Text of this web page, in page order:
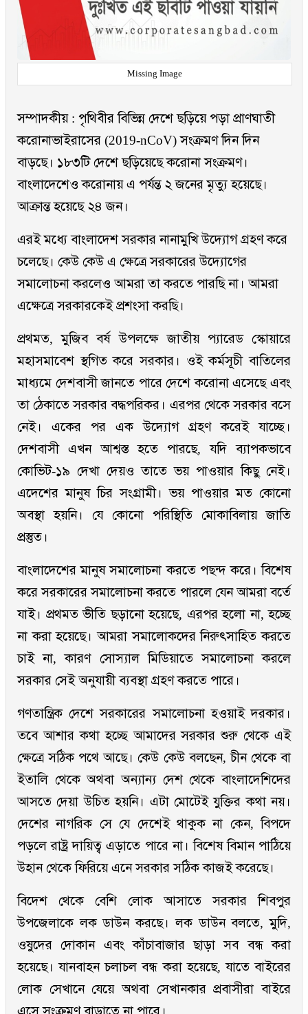
Missing Image
সম্পাদকীয় : পৃথিবীর বিভিন্ন দেশে ছড়িয়ে পড়া প্রাণঘাতী
করোনাভাইরাসের (2019-nCoV) সংক্রমণ দিন দিন
বাড়ছে। ১৮৩টি দেশে ছড়িয়েছে করোনা সংক্রমণ।
বাংলাদেশেও করোনায় এ পর্যন্ত ২ জনের মৃত্যু হয়েছে।
আক্রান্ত হয়েছে ২৪ জন।
এরই মধ্যে বাংলাদেশ সরকার নানামুখি উদ্যোগ গ্রহণ করে
চলেছে। কেউ কেউ এ ক্ষেত্রে সরকারের উদ্যোগের
সমালোচনা করলেও আমরা তা করতে পারছি না। আমরা
এক্ষেত্রে সরকারকেই প্রশংসা করছি।
প্রথমত, মুজিব বর্ষ উপলক্ষে জাতীয় প্যারেড স্কোয়ারে
মহাসমাবেশ স্থগিত করে সরকার। ওই কর্মসূচী বাতিলের
মাধ্যমে দেশবাসী জানতে পারে দেশে করোনা এসেছে এবং
তা ঠেকাতে সরকার বদ্ধপরিকর। এরপর থেকে সরকার বসে
নেই। একের পর এক উদ্যোগ গ্রহণ করেই যাচ্ছে।
দেশবাসী এখন আশ্বস্ত হতে পারছে, যদি ব্যাপকভাবে
কোভিট-১৯ দেখা দেয়ও তাতে ভয় পাওয়ার কিছু নেই।
এদেশের মানুষ চির সংগ্রামী। ভয় পাওয়ার মত কোনো
অবস্থা হয়নি। যে কোনো পরিস্থিতি মোকাবিলায় জ‍াতি
প্রস্তুত।
বাংলাদেশের মানুষ সমালোচনা করতে পছন্দ করে। বিশেষ
করে সরকারের সমালোচনা করতে পারলে যেন আমরা বর্তে
যাই। প্রথমত ভীতি ছড়ানো হয়েছে, এরপর হলো না, হচ্ছে
না করা হয়েছে। আমরা সমালোকদের নিরুৎসাহিত করতে
চাই না, কারণ সোস্যাল মিডিয়াতে সমালোচনা করলে
সরকার সেই অনুযায়ী ব্যবস্থা গ্রহণ করতে পারে।
গণতান্ত্রিক দেশে সরকারের সমালোচনা হওয়াই দরকার।
তবে আশার কথা হচ্ছে আমাদের সরকার শুরু থেকে এই
ক্ষেত্রে সঠিক পথে আছে। কেউ কেউ বলছেন, চীন থেকে বা
ইতালি থেকে অথবা অন্যান্য দেশ থেকে বাংলাদেশিদের
আসতে দেয়া উচিত হয়নি। এটা মোটেই যুক্তির কথা নয়।
দেশের নাগরিক সে যে দেশেই থাকুক না কেন, বিপদে
পড়লে রাষ্ট্র দায়িত্ব এড়াতে পারে না। বিশেষ বিমান পাঠিয়ে
উহান থেকে ফিরিয়ে এনে সরকার সঠিক কাজই করেছে।
বিদেশ থেকে বেশি লোক আসাতে সরকার শিবপুর
উপজেলাকে লক ডাউন করছে। লক ডাউন বলতে, মুদি,
ওষুদের দোকান এবং কাঁচাবাজার ছাড়া সব বন্ধ করা
হয়েছে। যানবাহন চলাচল বন্ধ করা হয়েছে, যাতে বাইরের
লোক সেখানে যেয়ে অথবা সেখানকার প্রবাসীরা বাইরে